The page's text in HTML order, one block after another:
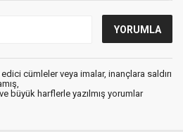
cümleler veya imalar, inançlara saldırı
büyük harflerle yazılmış yorumlar